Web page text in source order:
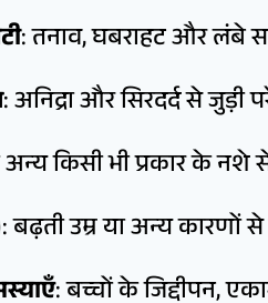
: तनाव, घबराहट और लंबे
: अनिद्रा और सिरदर्द से जुड़ी
किसी भी प्रकार के नशे
बढ़ती उम्र या अन्य कारणों
: बच्चों के जिद्दीपन,